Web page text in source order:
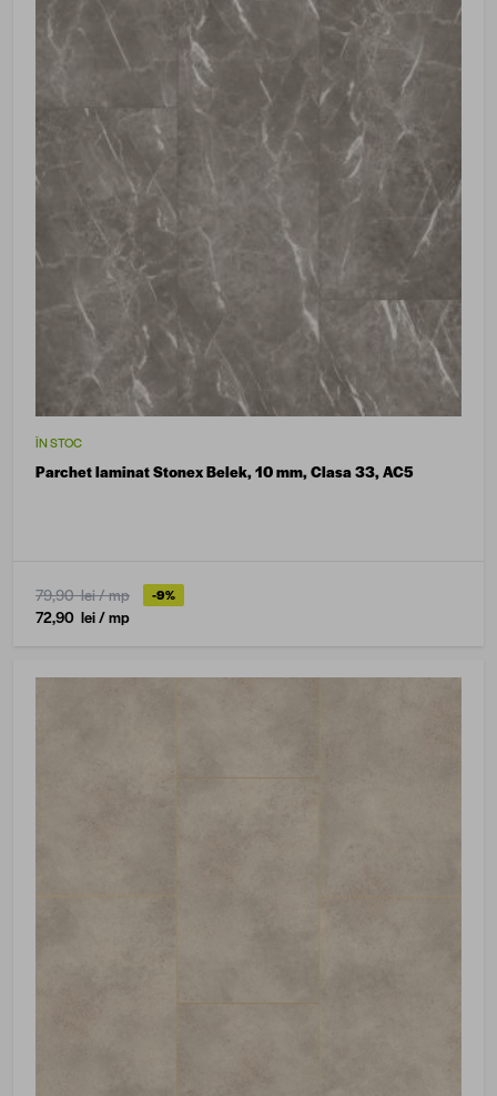
ÎN STOC
Parchet laminat Stonex Belek, 10 mm, Clasa 33, AC5
79,90 lei/ mp -9%
72,90 lei/ mp